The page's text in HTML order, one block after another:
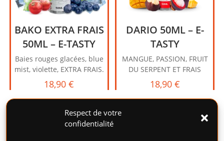
Respect de votre
confidentialité
BAKO EXTRA FRAIS
50ML – E-TASTY
Baies rouges glacées, blue
mist, violette, EXTRA FRAIS.
18,90€
DARIO 50ML – E-
TASTY
MANGUE, PASSION, FRUIT
DU SERPENT ET FRAIS
18,90 €